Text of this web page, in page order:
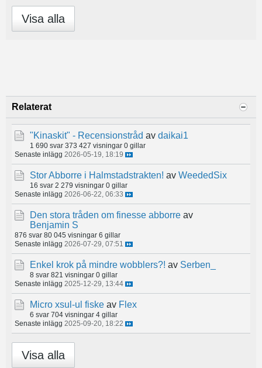
Visa alla
Relaterat
"Kinaskit" - Recensionstråd av daikai1
1 690 svar 373 427 visningar 0 gillar
Senaste inlägg 2026-05-19, 18:19
Stor Abborre i Halmstadstrakten! av WeededSix
16 svar 2 279 visningar 0 gillar
Senaste inlägg 2026-06-22, 06:33
Den stora tråden om finesse abborre av
Benjamin S
876 svar 80 045 visningar 6 gillar
Senaste inlägg 2026-07-29, 07:51
Enkel krok på mindre wobblers?! av Serben_
8 svar 821 visningar 0 gillar
Senaste inlägg 2025-12-29, 13:44
Micro xsul-ul fiske av Flex
6 svar 704 visningar 4 gillar
Senaste inlägg 2025-09-20, 18:22
Visa alla